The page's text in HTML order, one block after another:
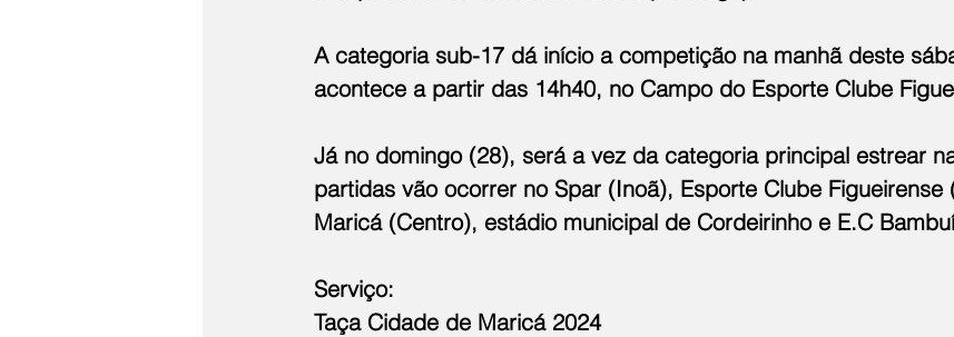
A categoria sub-17 dá início a competição na manhã deste
acontece a partir das 14h40, no Campo do Esporte Clube
Já no domingo (28), será a vez da categoria principal estrear
partidas vão ocorrer no Spar (Inoã), Esporte Clube Figueirense
Maricá (Centro), estádio municipal de Cordeirinho e E.C
Serviço:
Taça Cidade de Maricá 2024